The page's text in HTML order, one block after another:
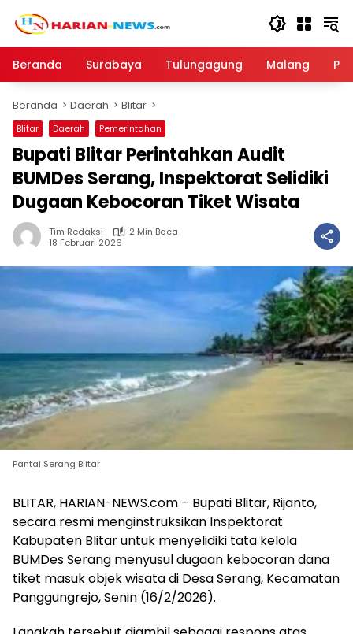
Beranda
Surabaya Tulungagung Malang
Beranda Daerah Blitar
Blitar Daerah Pemerintahan
Bupati Blitar Perintahkan Audit
BUMDes Serang, Inspektorat Selidiki
Dugaan Kebocoran Tiket Wisata
Tim Redaksi
2 Min Baca
18 Februari 2026
Pantai Serang Blitar
BLITAR, HARIAN-NEWS.com – Bupati Blitar, Rijanto,
secara resmi menginstruksikan Inspektorat
Kabupaten Blitar untuk menyelidiki tata kelola
BUMDes Serang menyusul dugaan kebocoran dana
tiket masuk objek wisata di Desa Serang, Kecamatan
Panggungrejo, Senin (16/2/2026).